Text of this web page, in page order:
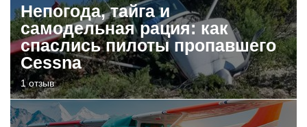
Непогода, тайга и
самодельная рация: как
спаслись пилоты пропавшего
Cessna
1 отзыв